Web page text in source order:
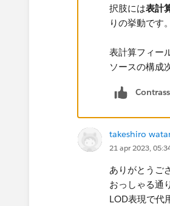
択肢には表計
りの挙動です。
表計算フィー
ソース​の構成
takeshiro
21 apr 2023,
ありがとうご
おっしゃる通
LOD表現で代